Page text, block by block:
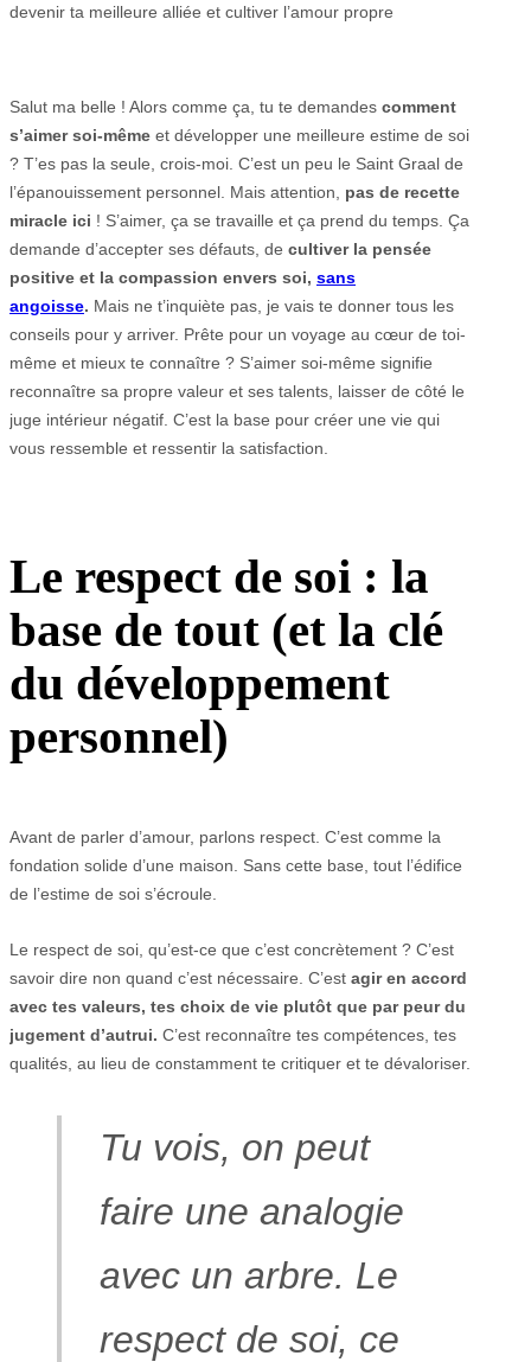
devenir ta meilleure alliée et cultiver l’amour propre
Salut ma belle ! Alors comme ça, tu te demandes comment
s’aimer soi-même et développer une meilleure estime de soi
? T’es pas la seule, crois-moi. C’est un peu le Saint Graal de
l’épanouissement personnel. Mais attention, pas de recette
miracle ici ! S’aimer, ça se travaille et ça prend du temps. Ça
demande d’accepter ses défauts, de cultiver la pensée
positive et la compassion envers soi, sans
angoisse. Mais ne t’inquiète pas, je vais te donner tous les
conseils pour y arriver. Prête pour un voyage au cœur de toi-
même et mieux te connaître ? S’aimer soi-même signifie
reconnaître sa propre valeur et ses talents, laisser de côté le
juge intérieur négatif. C’est la base pour créer une vie qui
vous ressemble et ressentir la satisfaction.
Le respect de soi : la
base de tout (et la clé
du développement
personnel)
Avant de parler d’amour, parlons respect. C’est comme la
fondation solide d’une maison. Sans cette base, tout l’édifice
de l’estime de soi s’écroule.
Le respect de soi, qu’est-ce que c’est concrètement ? C’est
savoir dire non quand c’est nécessaire. C’est agir en accord
avec tes valeurs, tes choix de vie plutôt que par peur du
jugement d’autrui. C’est reconnaître tes compétences, tes
qualités, au lieu de constamment te critiquer et te dévaloriser.
Tu vois, on peut
faire une analogie
avec un arbre. Le
respect de soi, ce